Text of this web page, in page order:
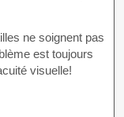
ne soignent pas
est toujours
visuelle!